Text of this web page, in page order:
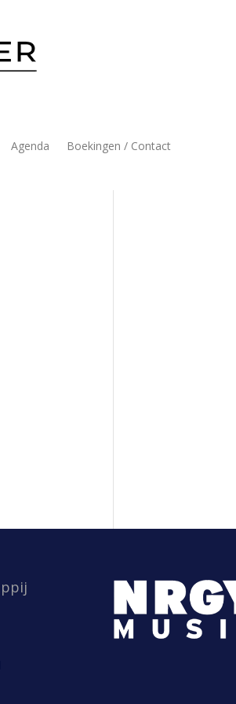
Agenda Boekingen / Contact